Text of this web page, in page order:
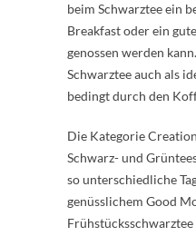
beim Schwarztee ein
Breakfast oder ein
genossen werden
Schwarztee auch als
bedingt durch den
Die Kategorie
Schwarz- und
so unterschiedliche
genüsslichem Good